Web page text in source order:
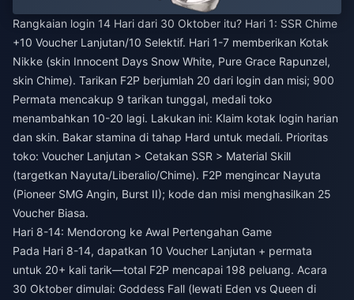
Rangkaian login 14 Hari dari 30 Oktober itu? Hari 1: SSR Chime
+10 Voucher Lanjutan/10 Selektif. Hari 1-7 memberikan Kotak
Nikke (skin Innocent Days Snow White, Pure Grace Rapunzel,
skin Chime). Tarikan F2P berjumlah 20 dari login dan misi; 900
Permata mencakup 9 tarikan tunggal, medali toko
menambahkan 10-20 lagi. Lakukan ini: Klaim kotak login harian
dan skin. Bakar stamina di tahap Hard untuk medali. Prioritas
toko: Voucher Lanjutan > Cetakan SSR > Material Skill
(targetkan Nayuta/Liberalio/Chime). F2P mengincar Nayuta
(Pioneer SMG Angin, Burst II); kode dan misi menghasilkan 25
Voucher Biasa.
Hari 8-14: Mendorong ke Awal Pertengahan Game
Pada Hari 8-14, dapatkan 10 Voucher Lanjutan + permata
untuk 20+ kali tarik—total F2P mencapai 198 peluang. Acara
30 Oktober dimulai: Goddess Fall (lewati Eden vs Queen di